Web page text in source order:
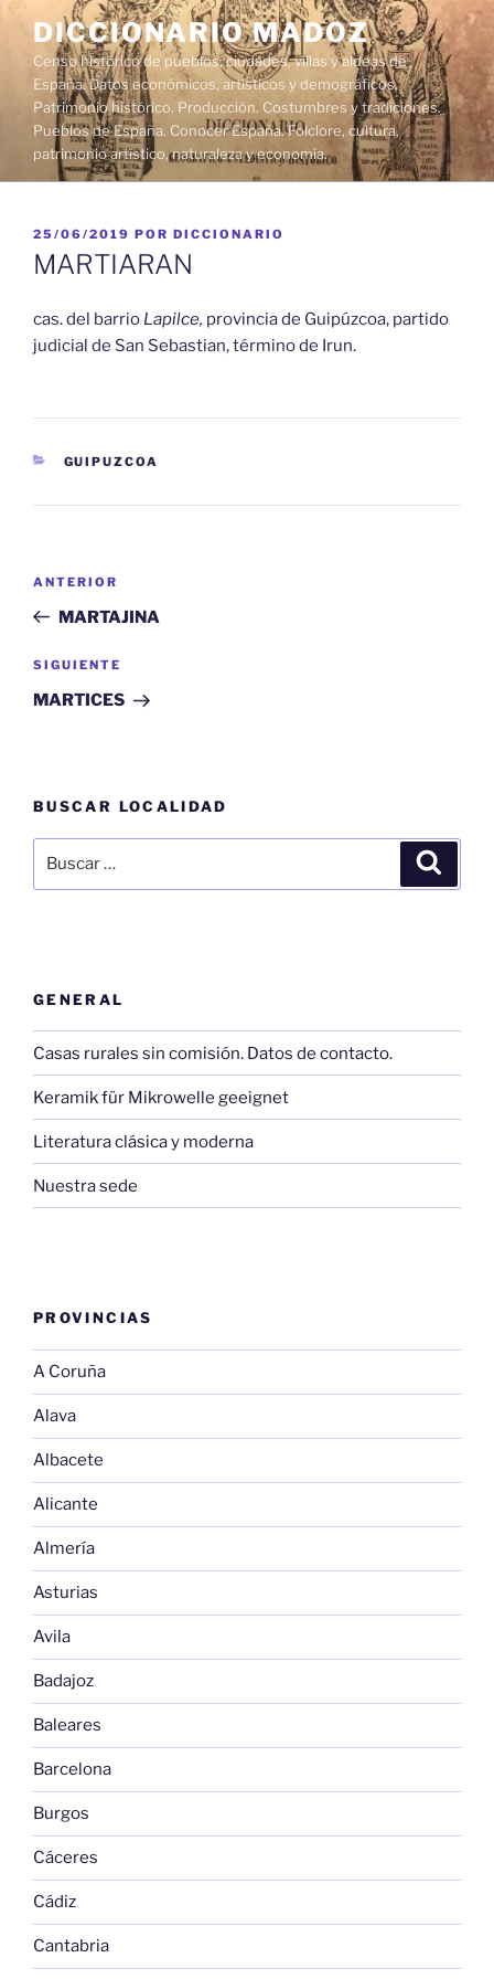
contenido
DICCIONARIO MADOZ
Censo histórico de pueblos, ciudades, villas y aldeas de
España. Datos económicos, artísticos y demográficos.
Patrimonio histórico. Producción. Costumbres y tradiciones.
Pueblos de España. Conocer España. Folclore, cultura,
patrimonio artístico, naturaleza y economía.
PUBLICADO
EL
25/06/2019 POR DICCIONARIO
MARTIARAN
cas. del barrio Lapilce, provincia de Guipúzcoa, partido
judicial de San Sebastian, término de Irun.
CATEGORÍAS
GUIPUZCOA
entradas
Entrada
anterior:
ANTERIOR
MARTAJINA
Siguiente
entrada
SIGUIENTE
MARTICES
BUSCAR LOCALIDAD
por:
GENERAL
Casas rurales sin comisión. Datos de contacto.
Keramik für Mikrowelle geeignet
Literatura clásica y moderna
Nuestra sede
PROVINCIAS
A Coruña
Alava
Albacete
Alicante
Almería
Asturias
Avila
Badajoz
Baleares
Barcelona
Burgos
Cáceres
Cádiz
Cantabria